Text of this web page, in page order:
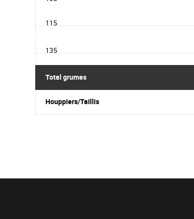
115
135
Total grumes
Houppiers/Taillis